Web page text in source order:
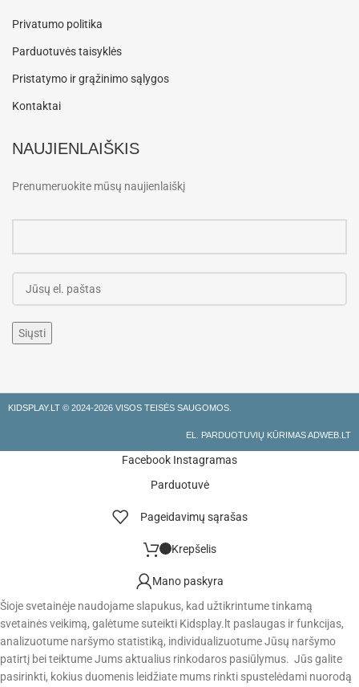
Privatumo politika
Parduotuvės taisyklės
Pristatymo ir grąžinimo sąlygos
Kontaktai
NAUJIENLAIŠKIS
Prenumeruokite mūsų naujienlaiškį
KIDSPLAY.LT © 2024-2026 VISOS TEISĖS SAUGOMOS.
EL. PARDUOTUVIŲ KŪRIMAS ADWEB.LT
Facebook Instagramas
Parduotuvė
Pageidavimų sąrašas
Krepšelis
Mano paskyra
Šioje svetainėje naudojame slapukus, kad užtikrintume tinkamą
svetainės veikimą, galėtume suteikti Kidsplay.lt paslaugas ir funkcijas,
analizuotume naršymo statistiką, individualizuotume Jūsų naršymo
patirtį bei teiktume Jums aktualius rinkodaros pasiūlymus. Jūs galite
pasirinkti, kokius duomenis leidžiate mums rinkti spustelėdami nuorodą